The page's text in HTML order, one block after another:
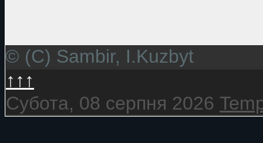
© (C) Sambir, I.Kuzbyt
↑↑↑
Субота, 08 серпня 2026